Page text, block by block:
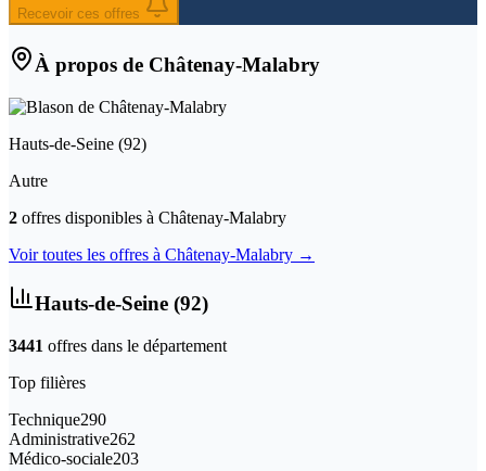
Recevoir ces offres
À propos de Châtenay-Malabry
Hauts-de-Seine (92)
Autre
2 offres disponibles à Châtenay-Malabry
Voir toutes les offres à Châtenay-Malabry →
Hauts-de-Seine (92)
3441 offres dans le département
Top filières
Technique290
Administrative262
Médico-sociale203